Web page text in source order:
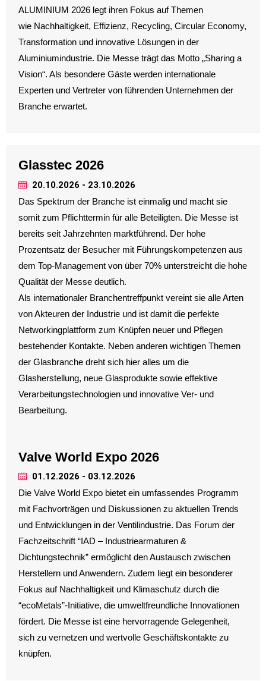
ALUMINIUM 2026 legt ihren Fokus auf Themen
wie Nachhaltigkeit, Effizienz, Recycling, Circular Economy,
Transformation und innovative Lösungen in der
Aluminiumindustrie. Die Messe trägt das Motto „Sharing a
Vision“. Als besondere Gäste werden internationale
Experten und Vertreter von führenden Unternehmen der
Branche erwartet.
Glasstec 2026
20.10.2026 - 23.10.2026
Das Spektrum der Branche ist einmalig und macht sie
somit zum Pflichttermin für alle Beteiligten. Die Messe ist
bereits seit Jahrzehnten marktführend. Der hohe
Prozentsatz der Besucher mit Führungskompetenzen aus
dem Top-Management von über 70% unterstreicht die hohe
Qualität der Messe deutlich.
Als internationaler Branchentreffpunkt vereint sie alle Arten
von Akteuren der Industrie und ist damit die perfekte
Networkingplattform zum Knüpfen neuer und Pflegen
bestehender Kontakte. Neben anderen wichtigen Themen
der Glasbranche dreht sich hier alles um die
Glasherstellung, neue Glasprodukte sowie effektive
Verarbeitungstechnologien und innovative Ver- und
Bearbeitung.
Valve World Expo 2026
01.12.2026 - 03.12.2026
Die Valve World Expo bietet ein umfassendes Programm
mit Fachvorträgen und Diskussionen zu aktuellen Trends
und Entwicklungen in der Ventilindustrie. Das Forum der
Fachzeitschrift “IAD – Industriearmaturen &
Dichtungstechnik” ermöglicht den Austausch zwischen
Herstellern und Anwendern. Zudem liegt ein besonderer
Fokus auf Nachhaltigkeit und Klimaschutz durch die
“ecoMetals”-Initiative, die umweltfreundliche Innovationen
fördert. Die Messe ist eine hervorragende Gelegenheit,
sich zu vernetzen und wertvolle Geschäftskontakte zu
knüpfen.